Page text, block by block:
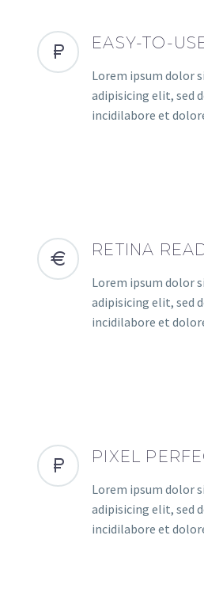
EASY-TO-
Lorem ipsum dolor
adipisicing elit, sed
incidilabore et
RETINA
Lorem ipsum dolor
adipisicing elit, sed
incidilabore et
PIXEL
Lorem ipsum dolor
adipisicing elit, sed
incidilabore et